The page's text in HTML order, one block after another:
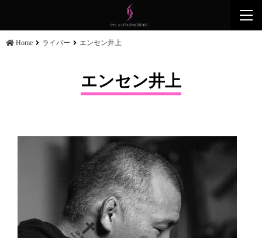
Home ライバー エンセン井上
エンセン井上